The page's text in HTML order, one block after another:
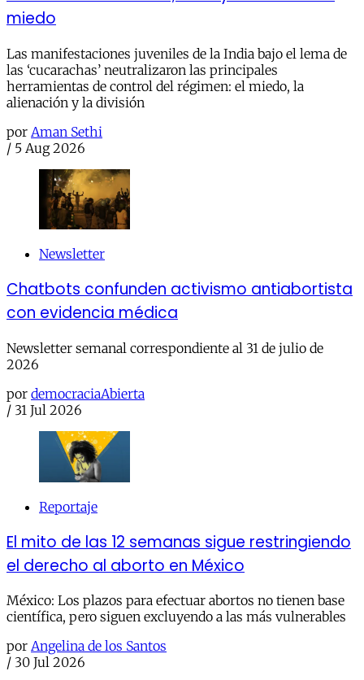
miedo
Las manifestaciones juveniles de la India bajo el lema de
las ‘cucarachas’ neutralizaron las principales
herramientas de control del régimen: el miedo, la
alienación y la división
por Aman Sethi
/ 5 Aug 2026
Newsletter
Chatbots confunden activismo antiabortista
con evidencia médica
Newsletter semanal correspondiente al 31 de julio de
2026
por democraciaAbierta
/ 31 Jul 2026
Reportaje
El mito de las 12 semanas sigue restringiendo
el derecho al aborto en México
México: Los plazos para efectuar abortos no tienen base
científica, pero siguen excluyendo a las más vulnerables
por Angelina de los Santos
/ 30 Jul 2026